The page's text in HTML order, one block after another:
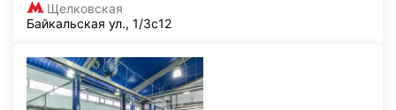
Щелковская
Байкальская ул., 1/3с12